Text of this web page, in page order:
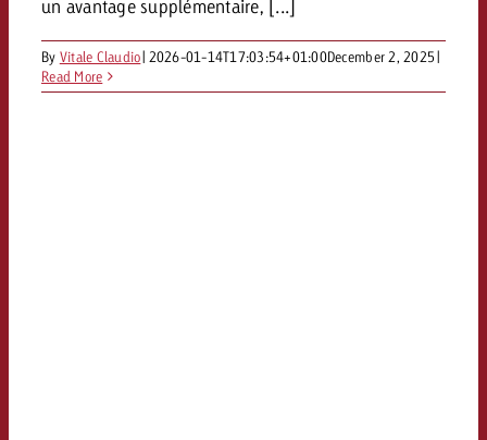
un avantage supplémentaire, [...]
By Vitale Claudio| 2026-01-14T17:03:54+01:00December 2, 2025|
Read More